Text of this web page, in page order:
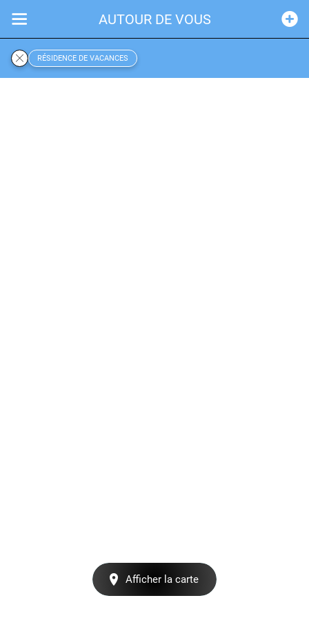
AUTOUR DE VOUS
RÉSIDENCE DE VACANCES
Afficher la carte